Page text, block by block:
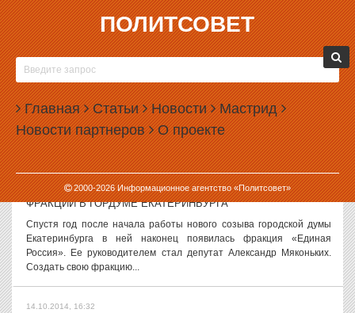
ПОЛИТСОВЕТ
Главная Статьи Новости Мастрид
Новости партнеров О проекте
2000-2026Информационное агентство «Политсовет»
14.10.2014, 17:51
В ГОСДУМУ ВНЕСЕН ЗАКОН О СОЗДАНИИ МИЛИЦИИ
В Государственную думу РФ внесен закон о создании в стране
муниципальной милиции. Такая милиция должна будет охранять
правопорядок на территории отдельных муниципальных
образований. Авторами...
14.10.2014, 17:12
«ЕДИНОЙ РОССИИ» ПОТРЕБОВАЛСЯ ГОД НА СОЗДАНИЕ
ФРАКЦИИ В ГОРДУМЕ ЕКАТЕРИНБУРГА
Спустя год после начала работы нового созыва городской думы
Екатеринбурга в ней наконец появилась фракция «Единая
Россия». Ее руководителем стал депутат Александр Мяконьких.
Создать свою фракцию...
14.10.2014, 16:32